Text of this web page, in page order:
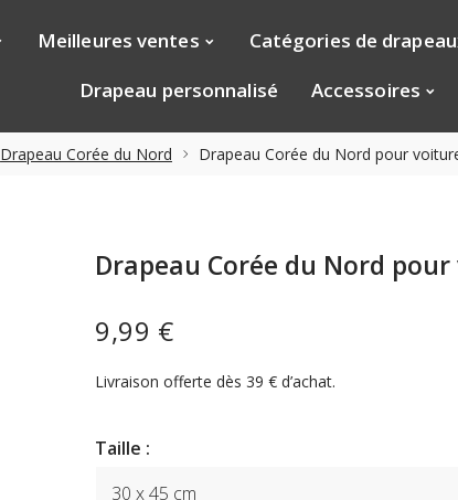
Meilleures ventes
Catégories de
Drapeau personnalisé
Accessoires
Drapeau Corée du Nord Drapeau Corée du Nord pour
9,99 €
Drapeau Corée du Nord
Livraison offerte dès 39 € d’achat.
Taille :